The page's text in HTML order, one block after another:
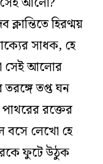
হিরণ্ময়
সাধক, হে
সেই আলোর
তপ্ত ঘন
রক্তের
বসে লেখো হে
ফুটে উঠুক